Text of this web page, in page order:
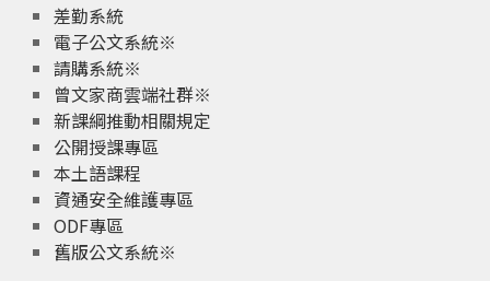
差勤系統
電子公文系統※
請購系統※
曾文家商雲端社群※
新課綱推動相關規定
公開授課專區
本土語課程
資通安全維護專區
ODF專區
舊版公文系統※